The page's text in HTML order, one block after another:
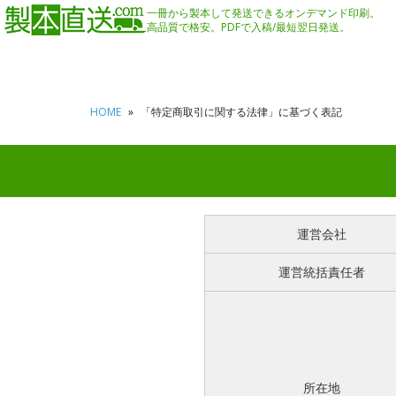
一冊から製本して発送できるオンデマンド印刷。
高品質で格安。PDFで入稿/最短翌日発送。
HOME 「特定商取引に関する法律」に基づく表記
運営会社
運営統括責任者
所在地